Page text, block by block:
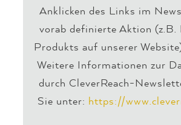
Anklicken des Links im
vorab definierte Aktion (z.B.
Produkts auf unserer
Weitere Informationen zur
durch CleverReach-
Sie unter: https://